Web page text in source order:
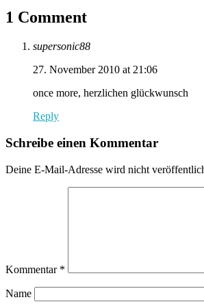
1 Comment
supersonic88
27. November 2010 at 21:06
once more, herzlichen glückwunsch
Reply
Schreibe einen Kommentar
Deine E-Mail-Adresse wird nicht
Kommentar *
Name